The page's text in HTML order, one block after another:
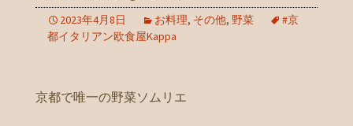
2023年4月8日 お料理, その他, 野菜
#京
都イタリアン欧食屋Kappa
京都で唯一の野菜ソムリエ